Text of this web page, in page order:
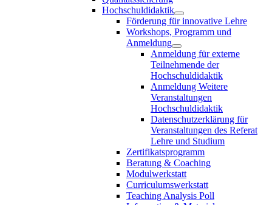
Hochschuldidaktik
Förderung für innovative Lehre
Workshops, Programm und
Anmeldung
Anmeldung für externe
Teilnehmende der
Hochschuldidaktik
Anmeldung Weitere
Veranstaltungen
Hochschuldidaktik
Datenschutzerklärung für
Veranstaltungen des Referat
Lehre und Studium
Zertifikatsprogramm
Beratung & Coaching
Modulwerkstatt
Curriculumswerkstatt
Teaching Analysis Poll